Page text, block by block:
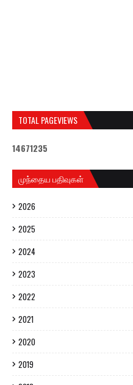
TOTAL PAGEVIEWS
14671235
முந்தைய பதிவுகள்
2026
2025
2024
2023
2022
2021
2020
2019